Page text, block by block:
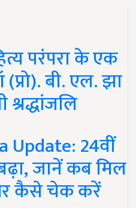
परंपरा के एक
बी. एल. झा
Update: 24वीं
जानें कब मिल
कैसे चेक करें